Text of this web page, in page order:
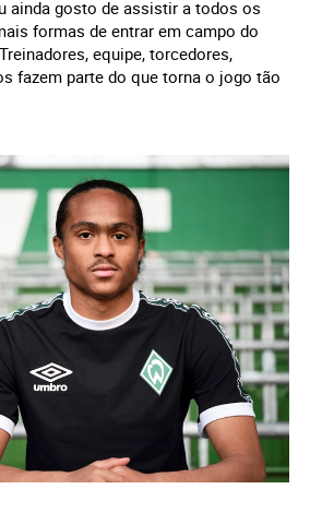
ainda gosto de assistir a todos os
formas de entrar em campo do
equipe, torcedores,
fazem parte do que torna o jogo tão